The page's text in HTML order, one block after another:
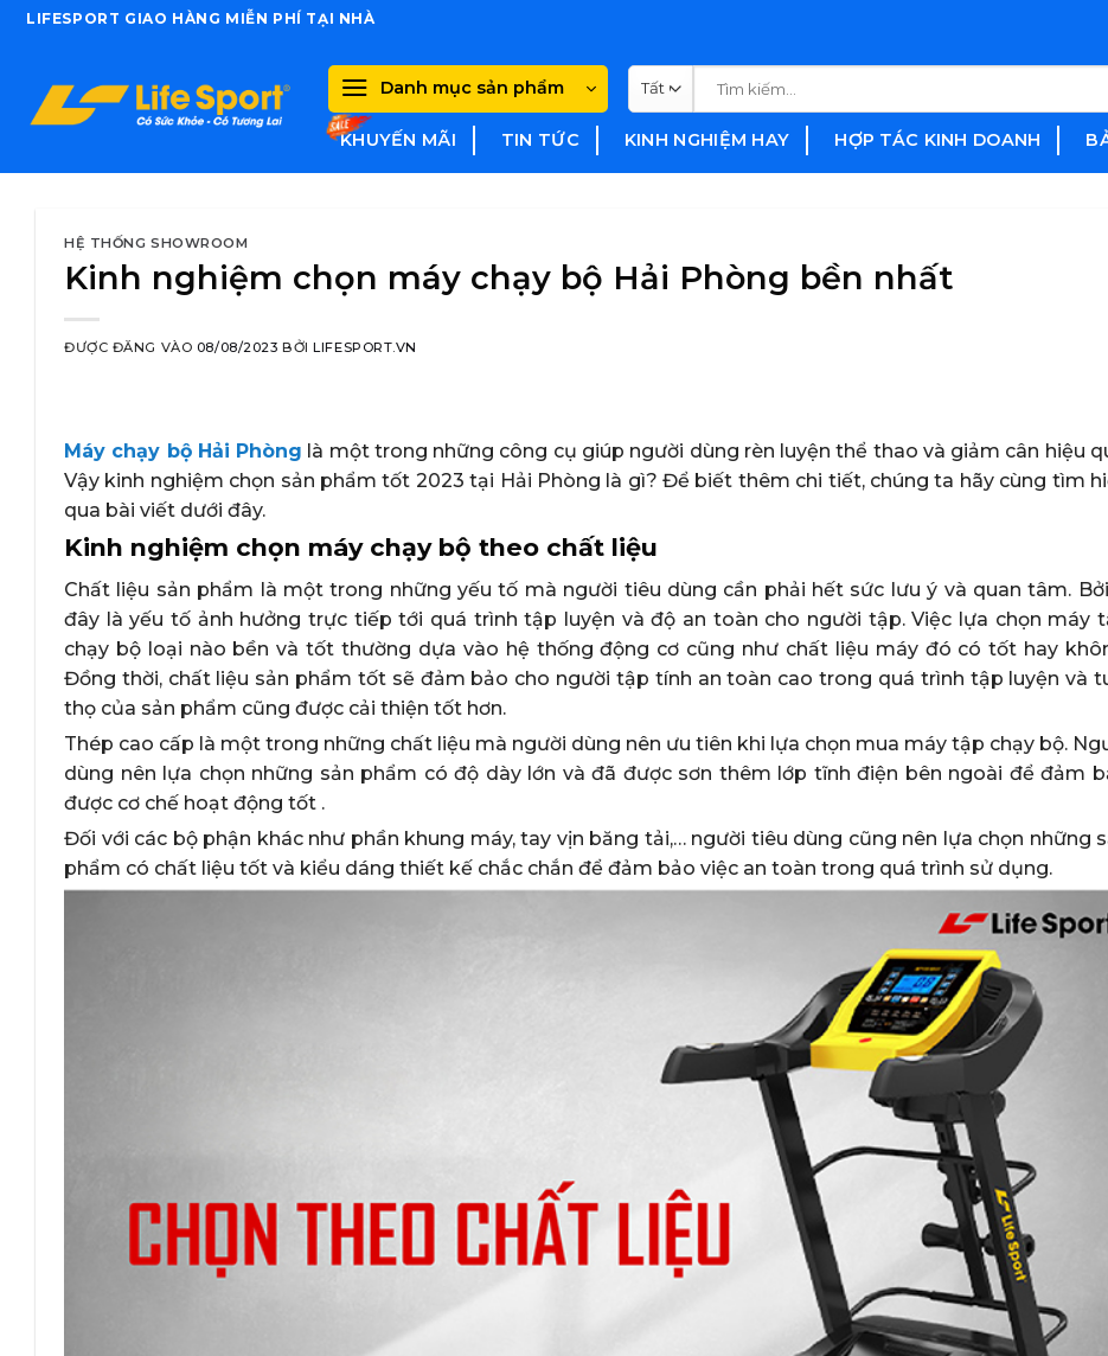
SkipLIFESPORT GIAO HÀNG MIỄN PHÍ TẠI NHÀ
Danh mục sản phẩm
kiếm:
KHUYẾN MÃI TIN TỨC KINH NGHIỆM HAY HỢP TÁC KINH DOANH
HỆ THỐNG SHOWROOM
Kinh nghiệm chọn máy chạy bộ Hải Phòng bền nhất
ĐƯỢC ĐĂNG VÀO 08/08/2023 BỞILIFESPORT.VN
Máy chạy bộ Hải Phòng là một trong những công cụ giúp người dùng rèn luyện thể thao và giảm cân hiệu
Vậy kinh nghiệm chọn sản phẩm tốt 2023 tại Hải Phòng là gì? Để biết thêm chi tiết, chúng ta hãy cùng tìm
qua bài viết dưới đây.
Kinh nghiệm chọn máy chạy bộ theo chất liệu
Chất liệu sản phẩm là một trong những yếu tố mà người tiêu dùng cần phải hết sức lưu ý và quan tâm.
đây là yếu tố ảnh hưởng trực tiếp tới quá trình tập luyện và độ an toàn cho người tập. Việc lựa chọn máy
chạy bộ loại nào bền và tốt thường dựa vào hệ thống động cơ cũng như chất liệu máy đó có tốt hay
Đồng thời, chất liệu sản phẩm tốt sẽ đảm bảo cho người tập tính an toàn cao trong quá trình tập luyện và
thọ của sản phẩm cũng được cải thiện tốt hơn.
Thép cao cấp là một trong những chất liệu mà người dùng nên ưu tiên khi lựa chọn mua máy tập chạy bộ.
dùng nên lựa chọn những sản phẩm có độ dày lớn và đã được sơn thêm lớp tĩnh điện bên ngoài để đảm
được cơ chế hoạt động tốt .
Đối với các bộ phận khác như phần khung máy, tay vịn băng tải,… người tiêu dùng cũng nên lựa chọn những
phẩm có chất liệu tốt và kiểu dáng thiết kế chắc chắn để đảm bảo việc an toàn trong quá trình sử dụng.